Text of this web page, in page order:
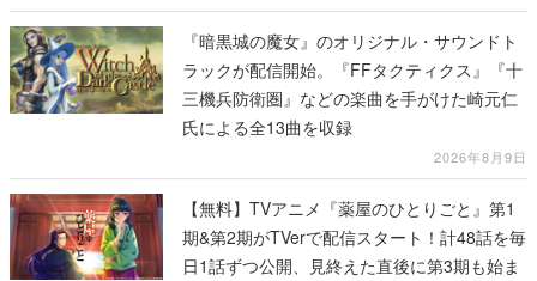
『暗黒城の魔女』のオリジナル・サウンドト
ラックが配信開始。『FFタクティクス』『十
三機兵防衛圏』などの楽曲を手がけた崎元仁
氏による全13曲を収録
2026年8月9日
【無料】TVアニメ『薬屋のひとりごと』第1
期&第2期がTVerで配信スタート！計48話を毎
日1話ずつ公開、見終えた直後に第3期も始ま